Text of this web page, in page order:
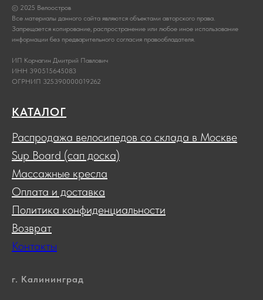
© 2025 Велоостров
Все материалы данного сайта являются объектами авторского права.
Запрещается копирование, распространение или любое иное использование
информации без предварительного согласия правообладателя.
ИП Корчагин Дмитрий Павлович
ИНН 390515645083
ОГРНИП 325390000019262
КАТАЛОГ
Распродажа велосипедов со склада в Москве
Sup Board (сап доска)
Массажные кресла
Оплата и доставка
Политика конфиденциальности
Возврат
Контакты
г. Калининград